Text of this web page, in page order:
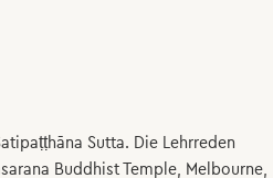
Sutta. Die Lehrreden
Buddhist Temple, Melbourne,